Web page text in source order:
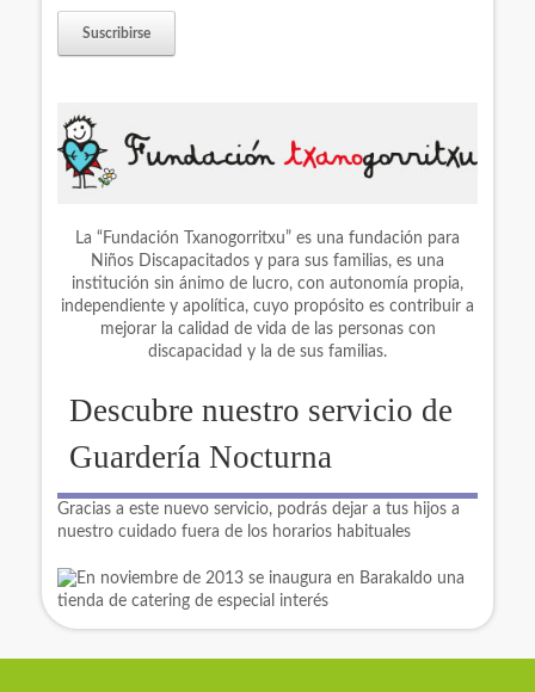
La “Fundación Txanogorritxu” es una fundación para
Niños Discapacitados y para sus familias, es una
institución sin ánimo de lucro, con autonomía propia,
independiente y apolítica, cuyo propósito es contribuir a
mejorar la calidad de vida de las personas con
discapacidad y la de sus familias.
Descubre nuestro servicio de
Guardería Nocturna
Gracias a este nuevo servicio, podrás dejar a tus hijos a
nuestro cuidado fuera de los horarios habituales